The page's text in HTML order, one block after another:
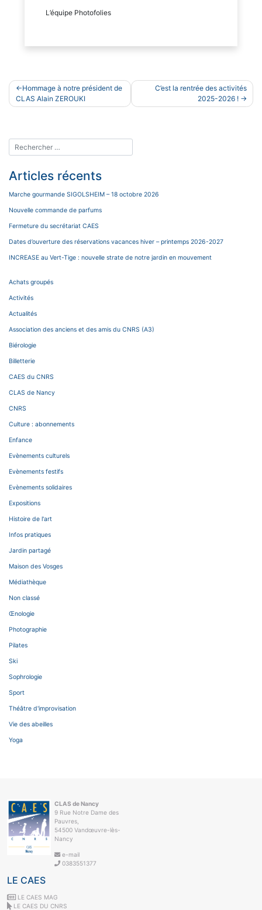
L’équipe Photofolies
Navigation
de
Hommage à notre président de
CLAS Alain ZEROUKI
C’est la rentrée des activités
2025-2026 !
Articles récents
Marche gourmande SIGOLSHEIM – 18 octobre 2026
Nouvelle commande de parfums
Fermeture du secrétariat CAES
Dates d’ouverture des réservations vacances hiver – printemps 2026-2027
INCREASE au Vert-Tige : nouvelle strate de notre jardin en mouvement
Achats groupés
Activités
Actualités
Association des anciens et des amis du CNRS (A3)
Biérologie
Billetterie
CAES du CNRS
CLAS de Nancy
CNRS
Culture : abonnements
Enfance
Evènements culturels
Evènements festifs
Evènements solidaires
Expositions
Histoire de l'art
Infos pratiques
Jardin partagé
Maison des Vosges
Médiathèque
Non classé
Œnologie
Photographie
Pilates
Ski
Sophrologie
Sport
Théâtre d'improvisation
Vie des abeilles
Yoga
CLAS de Nancy
9 Rue Notre Dame des
Pauvres,
54500 Vandœuvre-lès-
Nancy
e-mail
0383551377
LE CAES
LE CAES MAG
LE CAES DU CNRS